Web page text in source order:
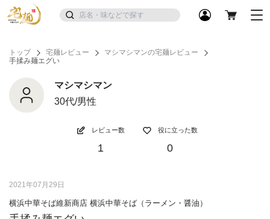
トップ 宅麺レビュー
マシマシマンの宅麺レビュー
手揉み麺エグい
マシマシマン
30代/男性
レビュー数
1
役に立った数
0
2021年07月29日
横浜中華そば維新商店 横浜中華そば（ラーメン・醤油）